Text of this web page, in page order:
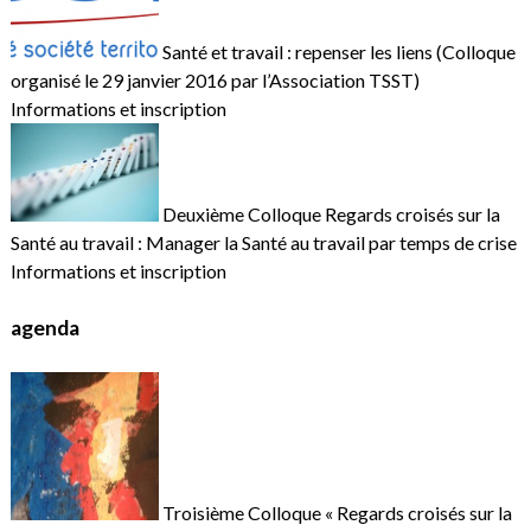
Santé et travail : repenser les liens (Colloque
organisé le 29 janvier 2016 par l’Association TSST)
Informations et inscription
Deuxième Colloque Regards croisés sur la
Santé au travail : Manager la Santé au travail par temps de crise
Informations et inscription
agenda
Troisième Colloque « Regards croisés sur la